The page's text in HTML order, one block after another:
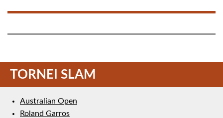
TORNEI SLAM
Australian Open
Roland Garros